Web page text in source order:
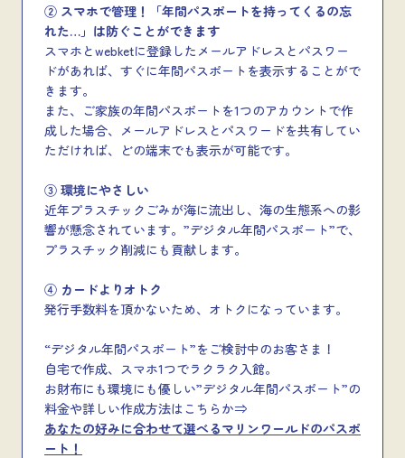
② スマホで管理！「年間パスポートを持ってくるの忘
れた…」は防ぐことができます
スマホとwebketに登録したメールアドレスとパスワー
ドがあれば、すぐに年間パスポートを表示することがで
きます。
また、ご家族の年間パスポートを1つのアカウントで作
成した場合、メールアドレスとパスワードを共有してい
ただければ、どの端末でも表示が可能です。
③ 環境にやさしい
近年プラスチックごみが海に流出し、海の生態系への影
響が懸念されています。”デジタル年間パスポート”で、
プラスチック削減にも貢献します。
④ カードよりオトク
発行手数料を頂かないため、オトクになっています。
“デジタル年間パスポート”をご検討中のお客さま！
自宅で作成、スマホ1つでラクラク入館。
お財布にも環境にも優しい”デジタル年間パスポート”の
料金や詳しい作成方法はこちらか⇒
あなたの好みに合わせて選べるマリンワールドのパスポ
ート！